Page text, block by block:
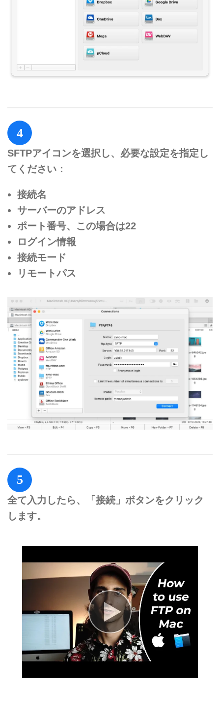
4
SFTPアイコンを選択し、必要な設定を指定し
てください：
接続名
サーバーのアドレス
ポート番号、この場合は22
ログイン情報
接続モード
リモートパス
5
全て入力したら、「接続」ボタンをクリック
します。